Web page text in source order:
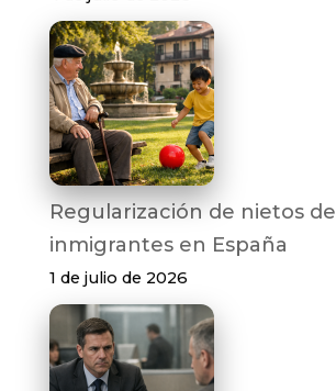
Regularización de nietos de
inmigrantes en España
1 de julio de 2026